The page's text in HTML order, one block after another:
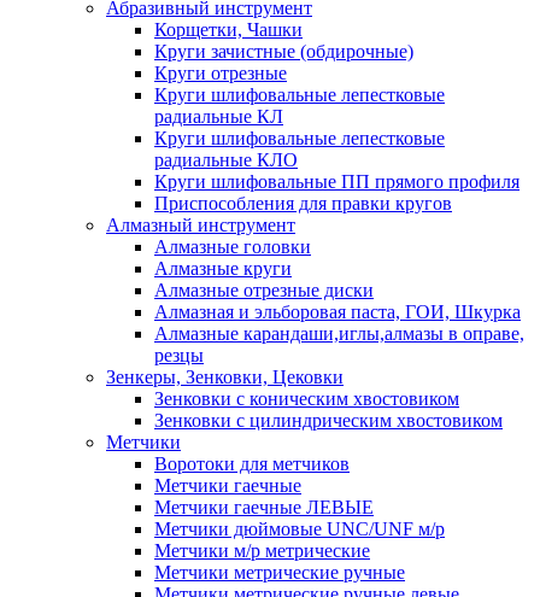
Абразивный инструмент
Корщетки, Чашки
Круги зачистные (обдирочные)
Круги отрезные
Круги шлифовальные лепестковые
радиальные КЛ
Круги шлифовальные лепестковые
радиальные КЛО
Круги шлифовальные ПП прямого профиля
Приспособления для правки кругов
Алмазный инструмент
Алмазные головки
Алмазные круги
Алмазные отрезные диски
Алмазная и эльборовая паста, ГОИ, Шкурка
Алмазные карандаши,иглы,алмазы в оправе,
резцы
Зенкеры, Зенковки, Цековки
Зенковки с коническим хвостовиком
Зенковки с цилиндрическим хвостовиком
Метчики
Воротоки для метчиков
Метчики гаечные
Метчики гаечные ЛЕВЫЕ
Метчики дюймовые UNC/UNF м/р
Метчики м/р метрические
Метчики метрические ручные